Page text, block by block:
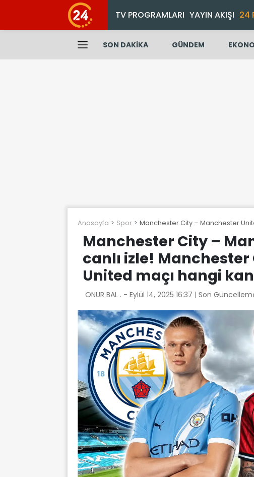
TV PROGRAMLARI YAYIN AKIŞI 24
SON DAKİKA GÜNDEM
Anasayfa Spor Manchester City – Manchester
Manchester City –
canlı izle!
United maçı hangi
ONUR BAL . - Eylül 14, 2025 16:37 | Son